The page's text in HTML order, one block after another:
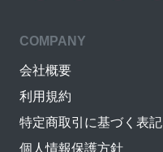
COMPANY
会社概要
利用規約
特定商取引に基づく表記
個人情報保護方針